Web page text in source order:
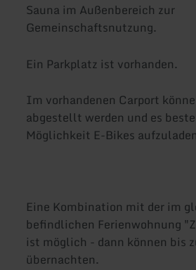
Sauna im Außenbereich zur
Gemeinschaftsnutzung.
Ein Parkplatz ist vorhanden.
Im vorhandenen Carport
abgestellt werden und es
Möglichkeit E-Bikes
Eine Kombination mit der im
befindlichen Ferienwohnung
ist möglich - dann können bis
übernachten.